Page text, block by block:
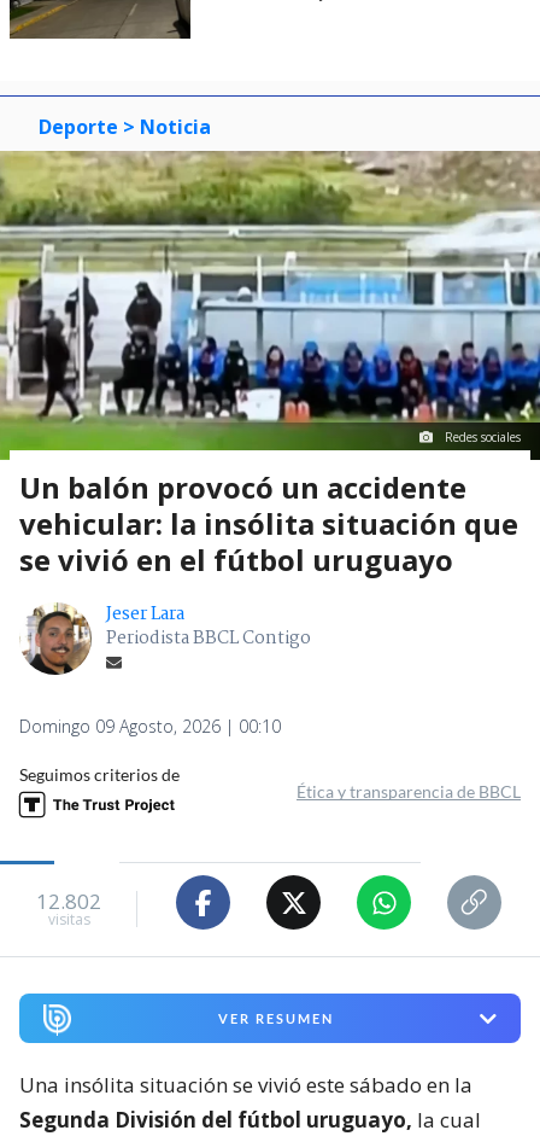
Deporte > Noticia
Redes sociales
Un balón provocó un accidente
vehicular: la insólita situación que
se vivió en el fútbol uruguayo
Jeser Lara
Periodista BBCL Contigo
Domingo 09 Agosto, 2026 | 00:10
Seguimos criterios de
Ética y transparencia de BBCL
12.802
visitas
VER RESUMEN
Una insólita situación se vivió este sábado en la
Segunda División del fútbol uruguayo, la cual